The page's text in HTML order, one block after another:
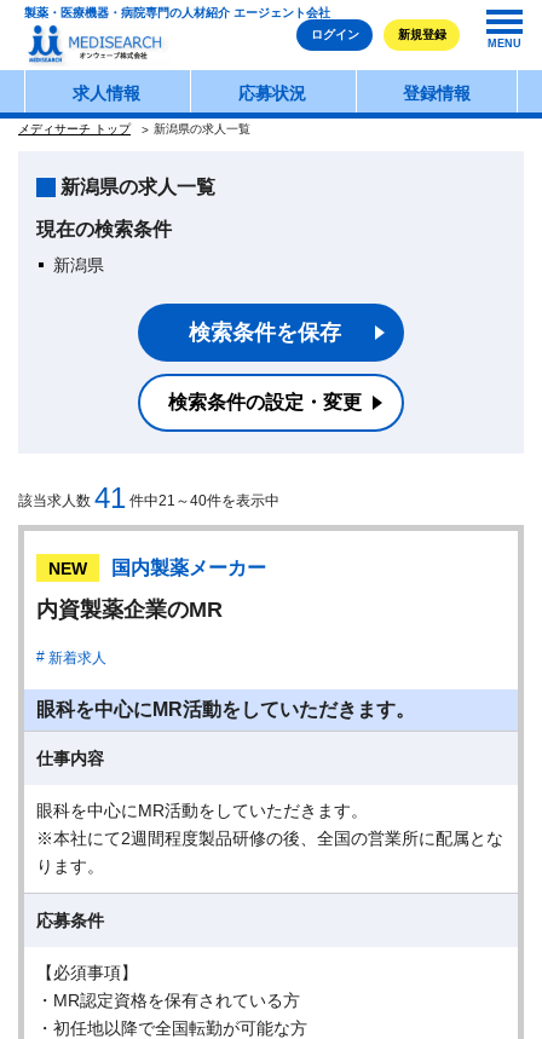
製薬・医療機器・病院専門の人材紹介 エージェント会社
ログイン
新規登録
MENU
求人情報 応募状況 登録情報
メディサーチ トップ 新潟県の求人一覧
新潟県の求人一覧
現在の検索条件
新潟県
検索条件を保存
検索条件の設定・変更
該当求人数 41 件中21～40件を表示中
NEW 国内製薬メーカー
内資製薬企業のMR
新着求人
眼科を中心にMR活動をしていただきます。
仕事内容
眼科を中心にMR活動をしていただきます。
※本社にて2週間程度製品研修の後、全国の営業所に配属とな
ります。
応募条件
【必須事項】
・MR認定資格を保有されている方
・初任地以降で全国転勤が可能な方